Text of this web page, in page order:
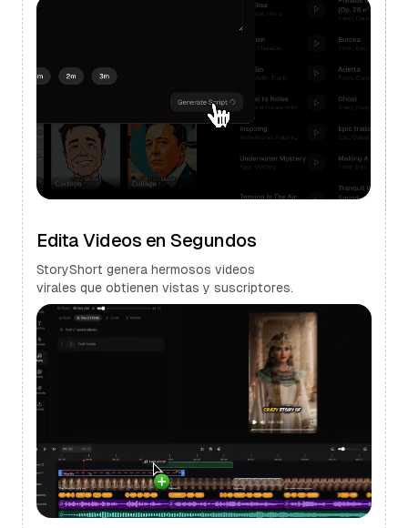
Edita Videos en Segundos
StoryShort genera hermosos videos
virales que obtienen vistas y suscriptores.